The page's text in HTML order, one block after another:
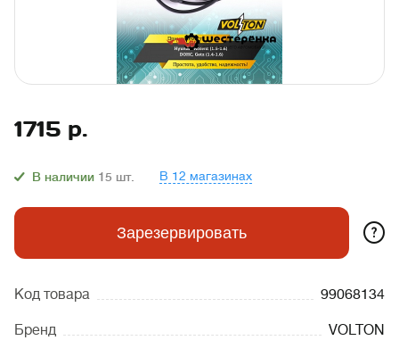
1715 р.
В наличии 15 шт. В 12 магазинах
Зарезервировать ?
Код товара 99068134
Бренд VOLTON